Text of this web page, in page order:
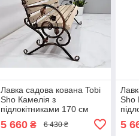
Лавка садова кована Tobi
Sho Камелія з
підлокітниками 170 см
5 660₴ 6 430 ₴
Sho
5